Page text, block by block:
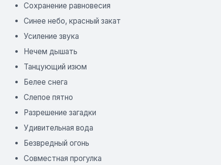
Сохранение равновесия
Синее небо, красный закат
Усиление звука
Нечем дышать
Танцующий изюм
Белее снега
Слепое пятно
Разрешение загадки
Удивительная вода
Безвредный огонь
Совместная прогулка